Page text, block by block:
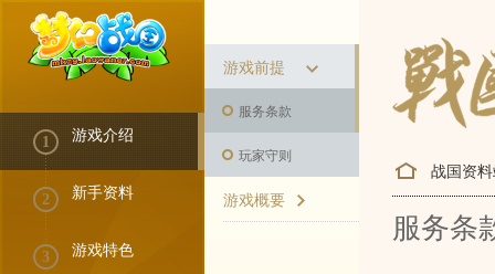
1 游戏介绍
2 新手资料
3 游戏特色
游戏前提
服务条款
玩家守则
游戏概要
战国资
服务条